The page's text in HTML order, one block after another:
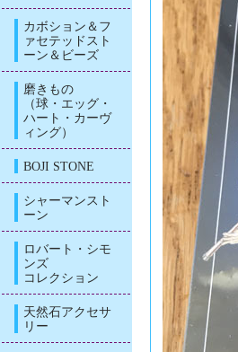
カボション＆フ
ァセテッドスト
ーン＆ビーズ
磨きもの
（球・エッグ・
ハート・カーヴ
ィング）
BOJI STONE
シャーマンスト
ーン
ロバート・シモ
ンズ
コレクション
天然石アクセサ
リー